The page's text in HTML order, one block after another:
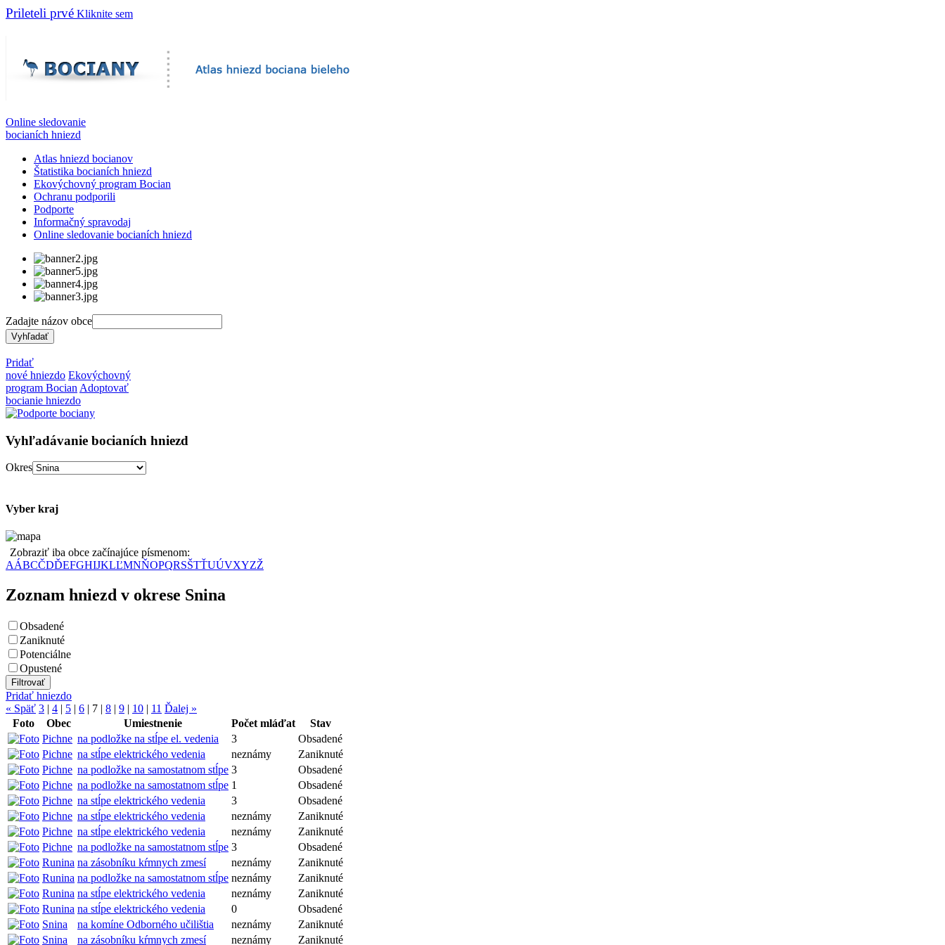
Prileteli prvé Kliknite sem
Online sledovanie
bocianích hniezd
Atlas hniezd bocianov
Štatistika bocianích hniezd
Ekovýchovný program Bocian
Ochranu podporili
Podporte
Informačný spravodaj
Online sledovanie bocianích hniezd
Zadajte názov obce
Pridať
nové hniezdo Ekovýchovný
program Bocian Adoptovať
bocianie hniezdo
Vyhľadávanie bocianích hniezd
Okres
Vyber kraj
Zobraziť iba obce začínajúce písmenom:
AÁBCČDĎEFGHIJKLĽMNŇOPQRSŠTŤUÚVXYZŽ
Zoznam hniezd v okrese Snina
Obsadené
Zaniknuté
Potenciálne
Opustené
Pridať hniezdo
« Späť 3 | 4 | 5 | 6 | 7 | 8 | 9 | 10 | 11 Ďalej »
Foto
Obec Umiestnenie Počet mláďat
Stav
Pichne na podložke na stĺpe el. vedenia 3
Obsadené
Pichne na stĺpe elektrického vedenia neznámy
Zaniknuté
Pichne na podložke na samostatnom stĺpe 3
Obsadené
Pichne na podložke na samostatnom stĺpe 1
Obsadené
Pichne na stĺpe elektrického vedenia 3
Obsadené
Pichne na stĺpe elektrického vedenia neznámy
Zaniknuté
Pichne na stĺpe elektrického vedenia neznámy
Zaniknuté
Pichne na podložke na samostatnom stĺpe 3
Obsadené
Runina na zásobníku kŕmnych zmesí neznámy
Zaniknuté
Runina na podložke na samostatnom stĺpe neznámy
Zaniknuté
Runina na stĺpe elektrického vedenia neznámy
Zaniknuté
Runina na stĺpe elektrického vedenia 0
Obsadené
Snina
na komíne Odborného učilištia neznámy
Zaniknuté
Snina
na zásobníku kŕmnych zmesí neznámy Zaniknuté